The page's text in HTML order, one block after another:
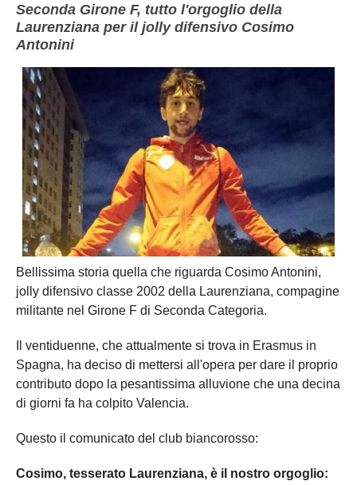
Seconda Girone F, tutto l'orgoglio della
Laurenziana per il jolly difensivo Cosimo
Antonini
Bellissima storia quella che riguarda Cosimo Antonini,
jolly difensivo classe 2002 della Laurenziana, compagine
militante nel Girone F di Seconda Categoria.
Il ventiduenne, che attualmente si trova in Erasmus in
Spagna, ha deciso di mettersi all'opera per dare il proprio
contributo dopo la pesantissima alluvione che una decina
di giorni fa ha colpito Valencia.
Questo il comunicato del club biancorosso:
Cosimo, tesserato Laurenziana, è il nostro orgoglio: